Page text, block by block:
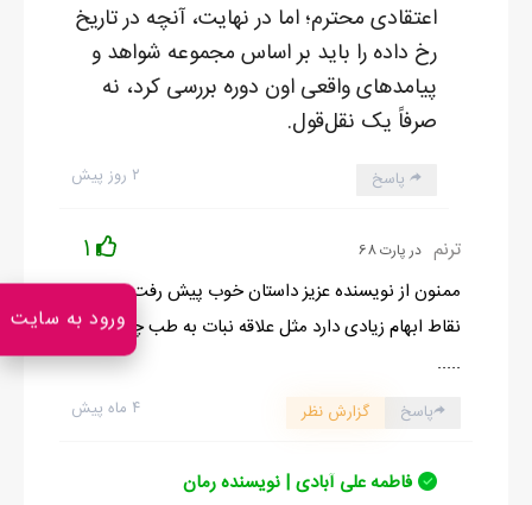
اعتقادی محترم؛ اما در نهایت، آنچه در تاریخ
رخ داده را باید بر اساس مجموعه شواهد و
پیامدهای واقعی اون دوره بررسی کرد، نه
صرفاً یک نقل‌قول.
۲ روز پیش پاسخ
ترنم در پارت 68 1
ممنون از نویسنده عزیز داستان خوب پیش رفت ولی
نقاط ابهام زیادی دارد مثل علاقه نبات به طب چی شد
.....
۴ ماه پیش پاسخ گزارش نظر
فاطمه علی آبادی | نویسنده رمان
ورود به سایت